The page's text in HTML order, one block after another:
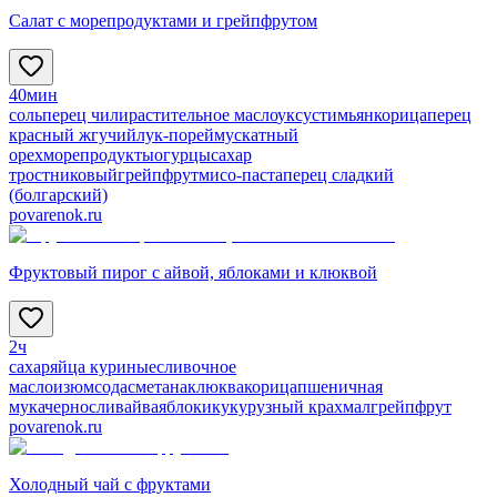
Салат с морепродуктами и грейпфрутом
40мин
сольперец чилирастительное маслоуксустимьянкорицаперец
красный жгучийлук-пореймускатный
орехморепродуктыогурцысахар
тростниковыйгрейпфрутмисо-пастаперец сладкий
(болгарский)
povarenok.ru
Фруктовый пирог с айвой, яблоками и клюквой
2ч
сахаряйца куриныесливочное
маслоизюмсодасметанаклюквакорицапшеничная
мукачерносливайваяблокикукурузный крахмалгрейпфрут
povarenok.ru
Холодный чай с фруктами